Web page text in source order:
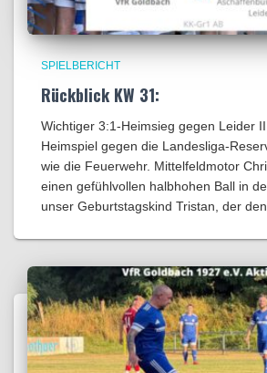
SPIELBERICHT
Rückblick KW 31:
Wichtiger 3:1-Heimsieg gegen Leider
Heimspiel gegen die Landesliga-
wie die Feuerwehr. Mittelfeldmotor
einen gefühlvollen halbhohen Ball in
unser Geburtstagskind Tristan, der den